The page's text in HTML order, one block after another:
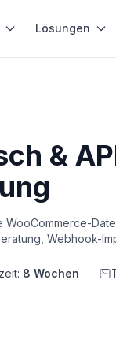
Lösungen
&
Webhook-
8 Wochen